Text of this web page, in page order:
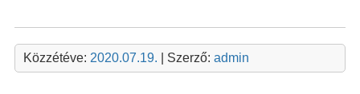
Közzétéve: 2020.07.19. | Szerző: admin